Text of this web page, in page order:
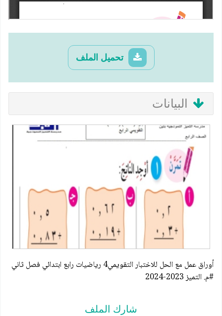
تحميل الملف
البيانات
أوراق عمل مع الحل للاختبار التقويمي4 رياضيات رابع ابتدائي فصل ثاني
#م. التميز 2023-2024
شارك الملف